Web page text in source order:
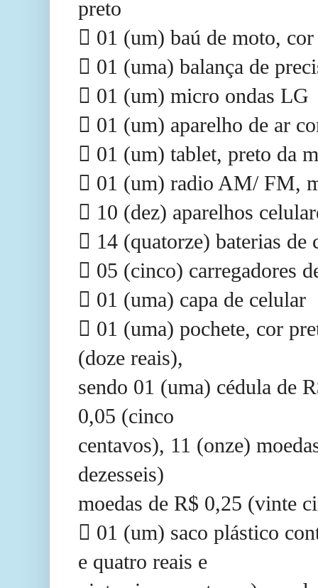
preto
 01 (um) baú de moto,
 01 (uma) balança de
 01 (um) micro ondas LG
 01 (um) aparelho de ar
 01 (um) tablet, preto da
 01 (um) radio AM/ FM,
 10 (dez) aparelhos
 14 (quatorze) baterias de
 05 (cinco) carregadores
 01 (uma) capa de celular
 01 (uma) pochete, cor
(doze reais),
sendo 01 (uma) cédula de
0,05 (cinco
centavos), 11 (onze)
dezesseis)
moedas de R$ 0,25 (vinte
 01 (um) saco plástico
e quatro reais e